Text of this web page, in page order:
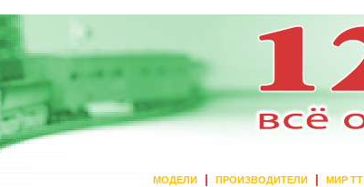
МОДЕЛИ
| ПРОИЗВОДИТЕЛИ | МИР ТТ